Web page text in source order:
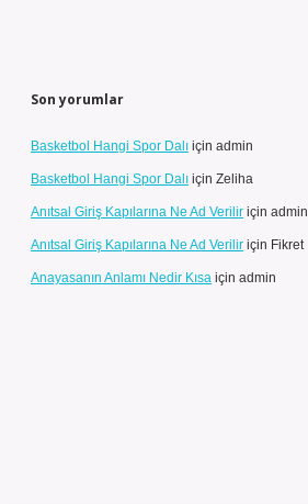
Son yorumlar
Basketbol Hangi Spor Dalı için admin
Basketbol Hangi Spor Dalı için Zeliha
Anıtsal Giriş Kapılarına Ne Ad Verilir için admin
Anıtsal Giriş Kapılarına Ne Ad Verilir için Fikret
Anayasanın Anlamı Nedir Kısa için admin